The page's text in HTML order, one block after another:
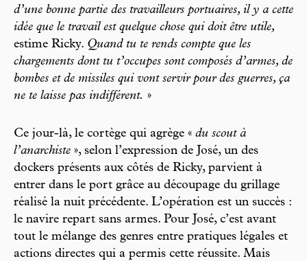
d’une bonne partie des travailleurs portuaires, il y a cette
idée que le travail est quelque chose qui doit être utile,
estime Ricky. Quand tu te rends compte que les
chargements dont tu t’occupes sont composés d’armes, de
bombes et de missiles qui vont servir pour des guerres, ça
ne te laisse pas indifférent. »
Ce jour-là, le cortège qui agrège « du scout à
l’anarchiste », selon l’expression de José, un des
dockers présents aux côtés de Ricky, parvient à
entrer dans le port grâce au découpage du grillage
réalisé la nuit précédente. L’opération est un succès :
le navire repart sans armes. Pour José, c’est avant
tout le mélange des genres entre pratiques légales et
actions directes qui a permis cette réussite. Mais